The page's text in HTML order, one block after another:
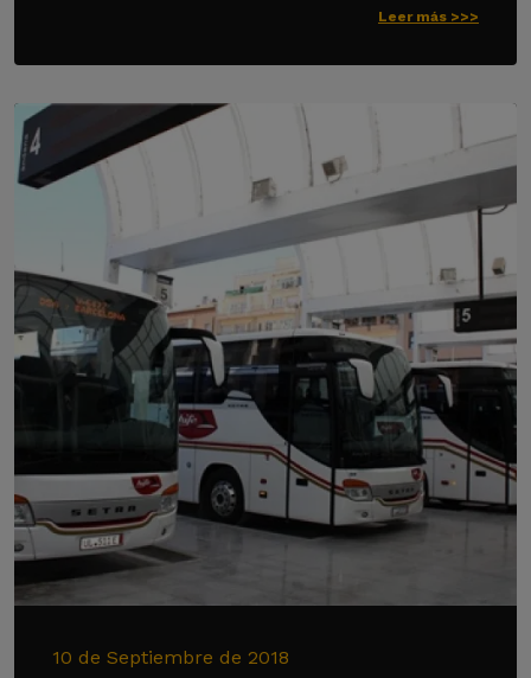
Leer más >>>
10 de Septiembre de 2018